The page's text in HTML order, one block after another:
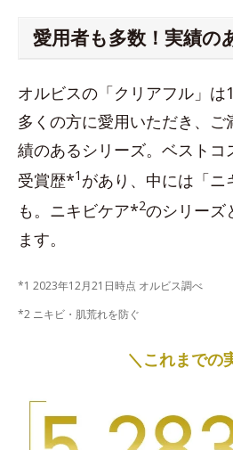
愛用者も多数！実績の
オルビスの「クリアフル」は
多くの方に愛用いただき、ご
績のあるシリーズ。ベストコ
受賞歴*1 があり、中には「ニ
も。ニキビケア*2のシリーズ
ます。
*1 2023年12月21日時点 オルビス調べ
*2 ニキビ・肌荒れを防ぐ
＼これまでの